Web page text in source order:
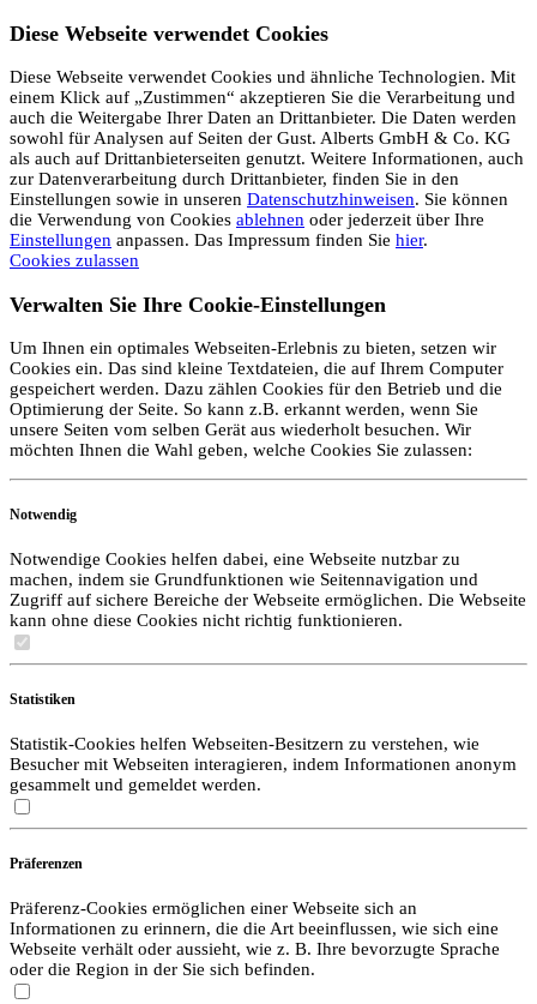
Diese Webseite verwendet Cookies
Diese Webseite verwendet Cookies und ähnliche Technologien. Mit
einem Klick auf „Zustimmen“ akzeptieren Sie die Verarbeitung und
auch die Weitergabe Ihrer Daten an Drittanbieter. Die Daten werden
sowohl für Analysen auf Seiten der Gust. Alberts GmbH & Co. KG
als auch auf Drittanbieterseiten genutzt. Weitere Informationen, auch
zur Datenverarbeitung durch Drittanbieter, finden Sie in den
Einstellungen sowie in unseren Datenschutzhinweisen. Sie können
die Verwendung von Cookies ablehnen oder jederzeit über Ihre
Einstellungen anpassen. Das Impressum finden Sie hier.
Cookies zulassen
Verwalten Sie Ihre Cookie-Einstellungen
Um Ihnen ein optimales Webseiten-Erlebnis zu bieten, setzen wir
Cookies ein. Das sind kleine Textdateien, die auf Ihrem Computer
gespeichert werden. Dazu zählen Cookies für den Betrieb und die
Optimierung der Seite. So kann z.B. erkannt werden, wenn Sie
unsere Seiten vom selben Gerät aus wiederholt besuchen. Wir
möchten Ihnen die Wahl geben, welche Cookies Sie zulassen:
Notwendig
Notwendige Cookies helfen dabei, eine Webseite nutzbar zu
machen, indem sie Grundfunktionen wie Seitennavigation und
Zugriff auf sichere Bereiche der Webseite ermöglichen. Die Webseite
kann ohne diese Cookies nicht richtig funktionieren.
Statistiken
Statistik-Cookies helfen Webseiten-Besitzern zu verstehen, wie
Besucher mit Webseiten interagieren, indem Informationen anonym
gesammelt und gemeldet werden.
Präferenzen
Präferenz-Cookies ermöglichen einer Webseite sich an
Informationen zu erinnern, die die Art beeinflussen, wie sich eine
Webseite verhält oder aussieht, wie z. B. Ihre bevorzugte Sprache
oder die Region in der Sie sich befinden.